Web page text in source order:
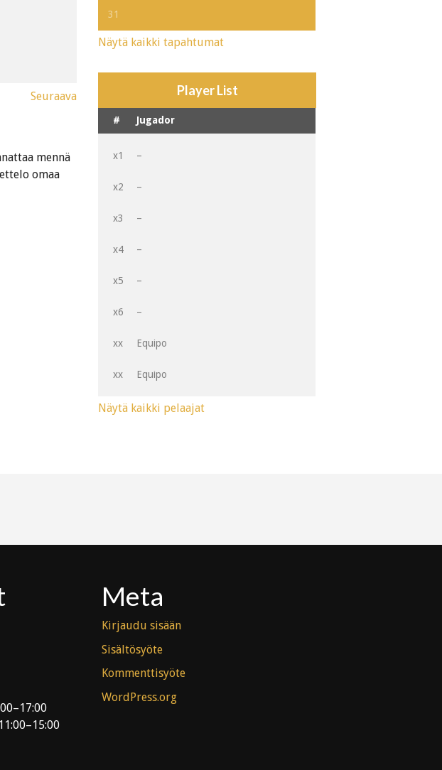
Seuraava
mennä
omaa
31
Näytä kaikki tapahtumat
Player List
# Jugador
x1 –
x2 –
x3 –
x4 –
x5 –
x6 –
xx Equipo
xx Equipo
Näytä kaikki pelaajat
Meta
Kirjaudu sisään
Sisältösyöte
Kommenttisyöte
WordPress.org